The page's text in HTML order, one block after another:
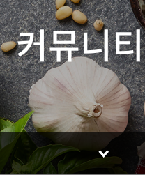
커뮤니티